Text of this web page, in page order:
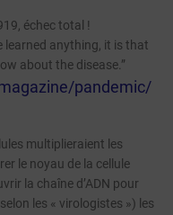
échec total !
learned anything, it is that
about the disease.”
pandemic/
multiplieraient les
le noyau de la cellule
la chaîne d’ADN pour
les « virologistes ») les